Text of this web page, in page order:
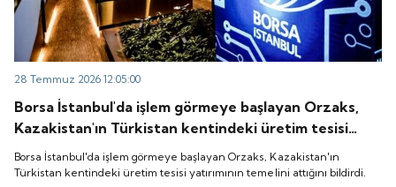
28 Temmuz 2026 12:05:00
Borsa İstanbul'da işlem görmeye başlayan Orzaks,
Kazakistan'ın Türkistan kentindeki üretim tesisi
yatırımının temelini attığını bildirdi.
Borsa İstanbul'da işlem görmeye başlayan Orzaks, Kazakistan'ın
Türkistan kentindeki üretim tesisi yatırımının temelini attığını bildirdi.